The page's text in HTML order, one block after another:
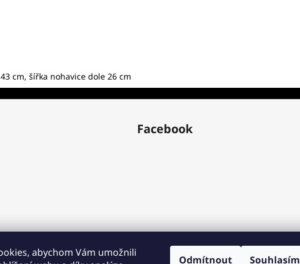
abychom Vám umožnili
Odmítnout Souhlasím
cm, šířka nohavice dole 26 cm
Facebook